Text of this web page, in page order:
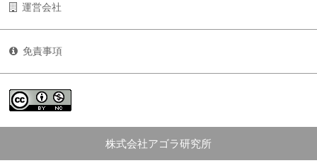
運営会社
免責事項
株式会社アゴラ研究所